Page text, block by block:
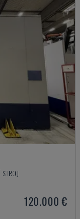
120.000 €